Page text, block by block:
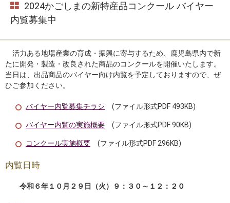
2024かごしまの新特産品コンクール バイヤー
内覧募集中
活力ある地場産業の育成・振興に寄与するため、鹿児島県内で新
たに開発・製造・改良された商品のコンクールを開催いたします。
当日は、出品商品のバイヤー向け内覧を予定しておりますので、ぜ
ひご参加ください。
バイヤー内覧募集チラシ (ファイル形式PDF 493KB)
バイヤー内覧の実施概要 (ファイル形式PDF 90KB)
コンクール実施概要 (ファイル形式PDF 296KB)
内覧日時
令和６年１０月２９日（火）９：３０～１２：２０